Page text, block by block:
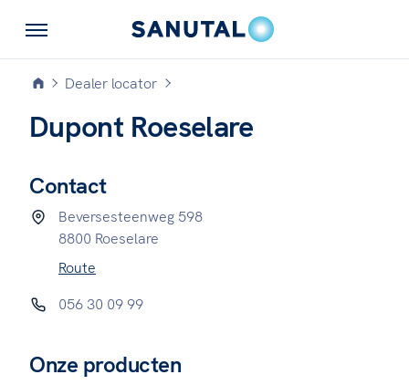
Dealer locator
Dupont Roeselare
Contact
Beversesteenweg 598
8800 Roeselare
Route
056 30 09 99
Onze producten